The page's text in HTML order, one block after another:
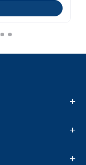
+
+
+